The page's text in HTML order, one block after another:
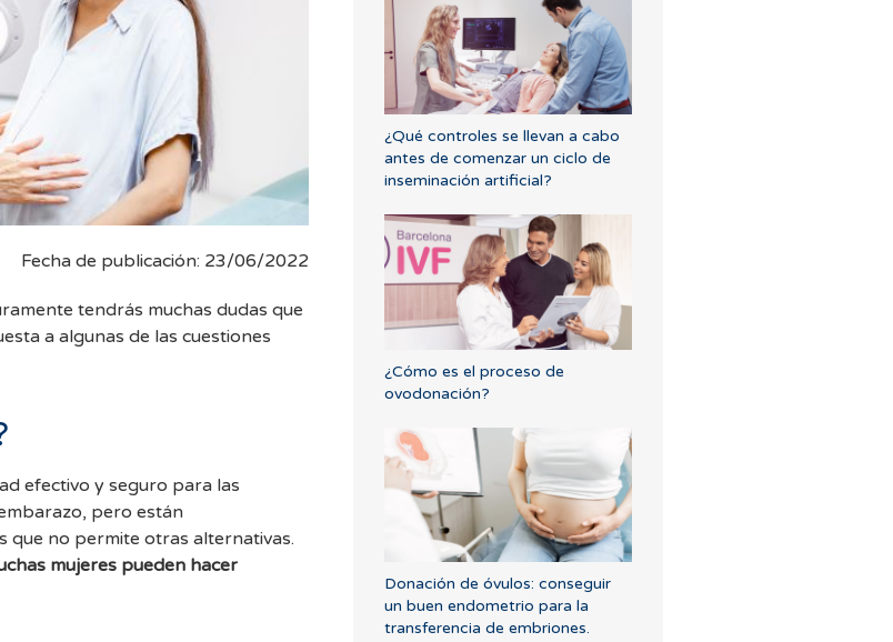
Fecha de publicación: 23/06/2022
tendrás muchas dudas que
a algunas de las cuestiones
efectivo y seguro para las
pero están
que no permite otras alternativas.
mujeres pueden hacer
¿Qué controles se llevan a cabo
antes de comenzar un ciclo de
inseminación artificial?
¿Cómo es el proceso de
ovodonación?
Donación de óvulos: conseguir
un buen endometrio para la
transferencia de embriones.